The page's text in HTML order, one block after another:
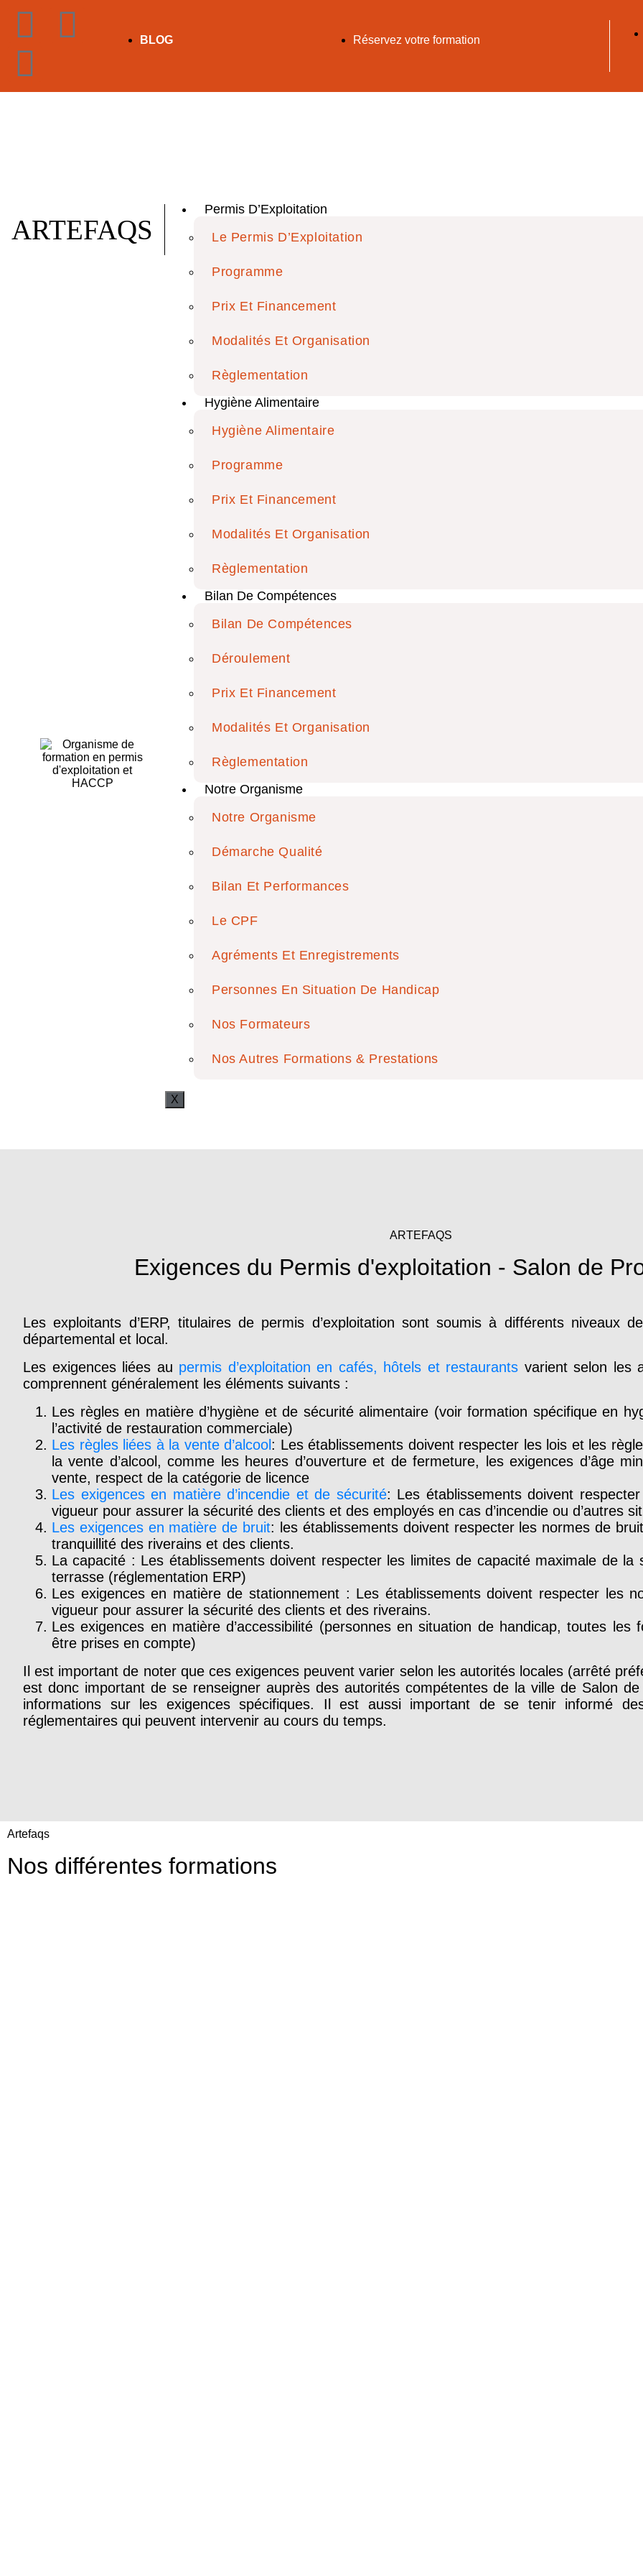
BLOG Réservez votre formation
ARTEFAQS
Permis D’Exploitation
Le Permis D’Exploitation
Programme
Prix Et Financement
Modalités Et Organisation
Règlementation
Hygiène Alimentaire
Hygiène Alimentaire
Programme
Prix Et Financement
Modalités Et Organisation
Règlementation
Bilan De Compétences
Bilan De Compétences
Déroulement
Prix Et Financement
Modalités Et Organisation
Règlementation
Notre Organisme
Notre Organisme
Démarche Qualité
Bilan Et Performances
Le CPF
Agréments Et Enregistrements
Personnes En Situation De Handicap
Nos Formateurs
Nos Autres Formations & Prestations
X
Les exigences du Permis
ARTEFAQS
Exigences du Permis d'exploitation - Salon de
Les exploitants d’ERP, titulaires de permis d’exploitation sont soumis à différents niveaux
départemental et local.
Les exigences liées au permis d’exploitation en cafés, hôtels et restaurants varient selon les
comprennent généralement les éléments suivants :
Les règles en matière d’hygiène et de sécurité alimentaire (voir formation spécifique en
l’activité de restauration commerciale)
Les règles liées à la vente d’alcool: Les établissements doivent respecter les lois et les
la vente d’alcool, comme les heures d’ouverture et de fermeture, les exigences d’âge
vente, respect de la catégorie de licence
Les exigences en matière d’incendie et de sécurité: Les établissements doivent
vigueur pour assurer la sécurité des clients et des employés en cas d’incendie ou d’autres
Les exigences en matière de bruit: les établissements doivent respecter les normes de
tranquillité des riverains et des clients.
La capacité : Les établissements doivent respecter les limites de capacité maximale de la
terrasse (réglementation ERP)
Les exigences en matière de stationnement : Les établissements doivent respecter les
vigueur pour assurer la sécurité des clients et des riverains.
Les exigences en matière d’accessibilité (personnes en situation de handicap, toutes les
être prises en compte)
Il est important de noter que ces exigences peuvent varier selon les autorités locales (arrêté
est donc important de se renseigner auprès des autorités compétentes de la ville de Salon
informations sur les exigences spécifiques. Il est aussi important de se tenir informé
réglementaires qui peuvent intervenir au cours du temps.
Artefaqs
Nos différentes formations